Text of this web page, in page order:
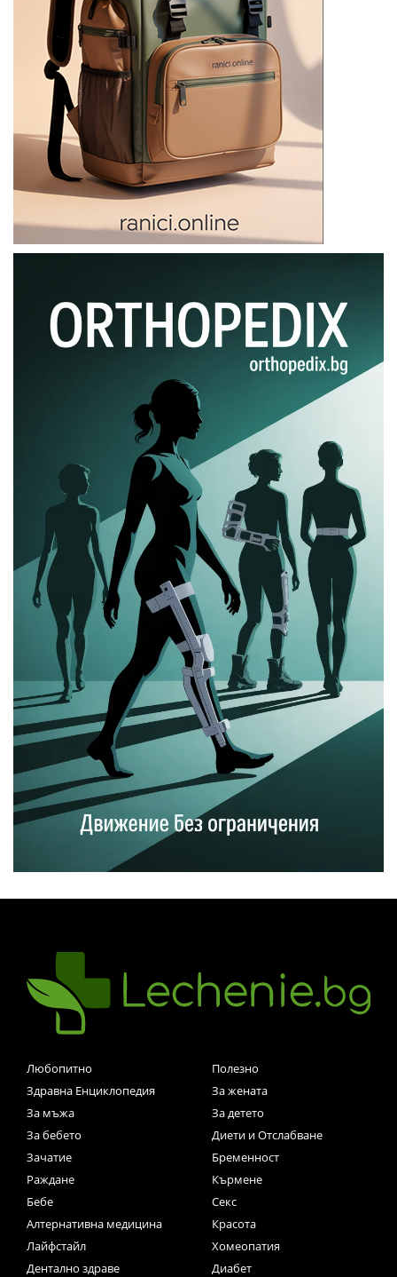
Любопитно
Полезно
Здравна Енциклопедия
За жената
За мъжа
За детето
За бебето
Диети и Отслабване
Зачатие
Бременност
Раждане
Кърмене
Бебе
Секс
Алтернативна медицина
Красота
Лайфстайл
Хомеопатия
Дентално здраве
Диабет